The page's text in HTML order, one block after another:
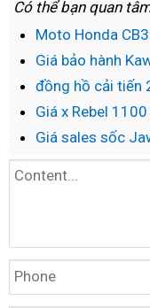
Có thể bạn quan
Moto Honda
Giá bảo hành
đồng hồ cải tiến
Giá x Rebel
Giá sales sốc